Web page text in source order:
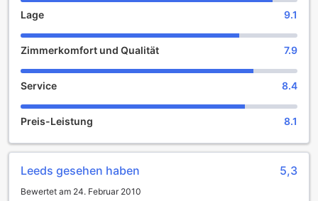
Holiday Inn Birmingham City heißt Sie herzlich willkommen!
Unterhaltungsangebote im Holiday Inn Birmingham City
Vielzahl von Unterhaltungsangeboten, die den Aufenthalt
zu einem unvergesslichen Erlebnis machen. Im
hoteleigenen Barbereich können Sie entspannen und den
Abend bei einem erfrischenden Getränk ausklingen lassen.
anderen Gästen zu treffen und in geselliger Runde die
neuesten Sportereignisse auf Großbildleinwand zu
verfolgen.
Zusätzlich steht Ihnen ein einladender gemeinsamer
Lage 9.1
Zimmerkomfort und Qualität 7.9
Service 8.4
Preis-Leistung 8.1
Leeds gesehen haben 5,3
Bewertet am 24. Februar 2010